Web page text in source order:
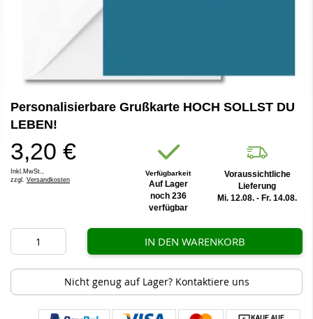
Anfang
der
springen
Personalisierbare Grußkarte HOCH SOLLST DU
LEBEN!
3,20 €
Inkl.MwSt.,
zzgl. Versandkosten
Verfügbarkeit
Auf Lager
noch 236
verfügbar
Voraussichtliche
Lieferung
Mi. 12.08. - Fr. 14.08.
IN DEN WARENKORB
Nicht genug auf Lager? Kontaktiere uns